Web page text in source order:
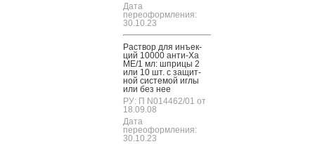
Дата
переоформления:
30.10.23
Рас­твор для инъ­ек­
ций 10000 ан­ти-Ха
МЕ/1 мл: шпри­цы 2
или 10 шт. с за­щит­
ной сис­те­мой иг­лы
или без нее
РУ: П N014462/01 от
18.09.08
Дата
переоформления:
30.10.23